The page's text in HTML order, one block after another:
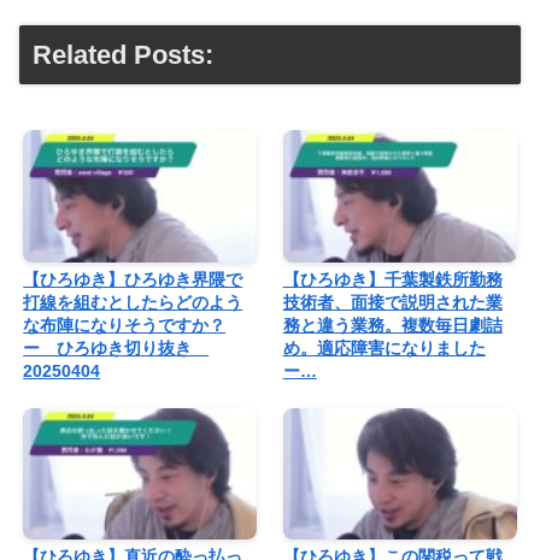
Related Posts:
【ひろゆき】ひろゆき界隈で
打線を組むとしたらどのよう
な布陣になりそうですか？
ー ひろゆき切り抜き
20250404
【ひろゆき】千葉製鉄所勤務
技術者、面接で説明された業
務と違う業務。複数毎日劇詰
め。適応障害になりました
ー…